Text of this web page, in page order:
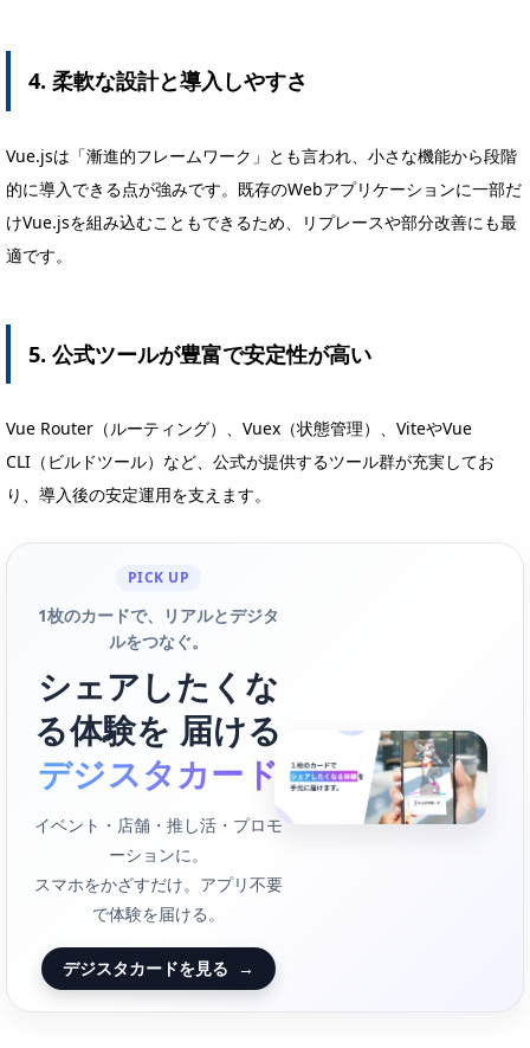
4. 柔軟な設計と導入しやすさ
Vue.jsは「漸進的フレームワーク」とも言われ、小さな機能から段階
的に導入できる点が強みです。既存のWebアプリケーションに一部だ
けVue.jsを組み込むこともできるため、リプレースや部分改善にも最
適です。
5. 公式ツールが豊富で安定性が高い
Vue Router（ルーティング）、Vuex（状態管理）、ViteやVue
CLI（ビルドツール）など、公式が提供するツール群が充実してお
り、導入後の安定運用を支えます。
PICK UP
1枚のカードで、リアルとデジタ
ルをつなぐ。
シェアしたくな
る体験を 届ける
デジスタカード
イベント・店舗・推し活・プロモ
ーションに。
スマホをかざすだけ。アプリ不要
で体験を届ける。
デジスタカードを見る →